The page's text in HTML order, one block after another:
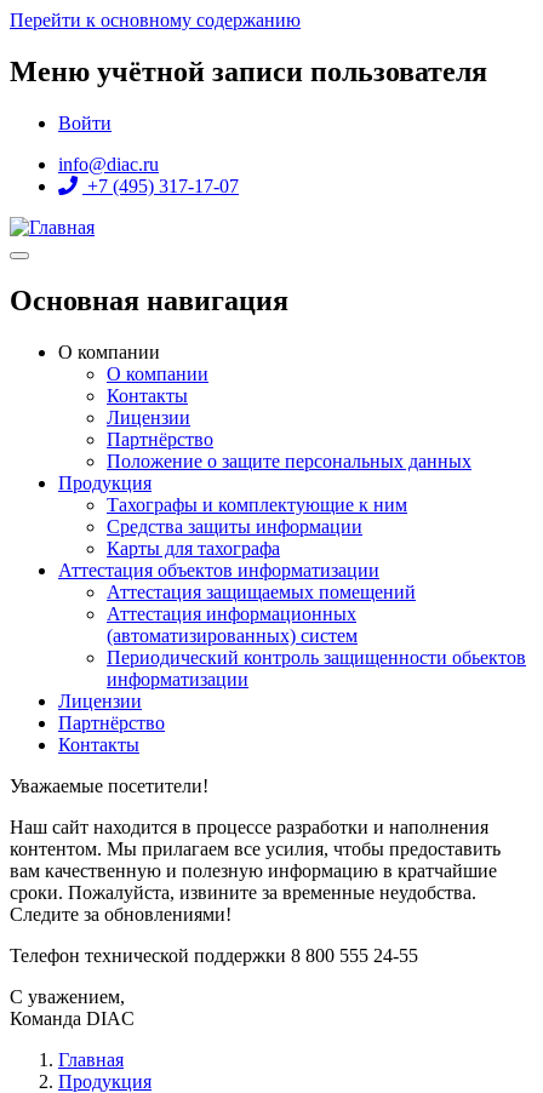
Перейти к основному содержанию
Меню учётной записи пользователя
Войти
info@diac.ru
+7 (495) 317-17-07
Основная навигация
О компании
О компании
Контакты
Лицензии
Партнёрство
Положение о защите персональных данных
Продукция
Тахографы и комплектующие к ним
Средства защиты информации
Карты для тахографа
Аттестация объектов информатизации
Аттестация защищаемых помещений
Аттестация информационных
(автоматизированных) систем
Периодический контроль защищенности обьектов
информатизации
Лицензии
Партнёрство
Контакты
Уважаемые посетители!
Наш сайт находится в процессе разработки и наполнения
контентом. Мы прилагаем все усилия, чтобы предоставить
вам качественную и полезную информацию в кратчайшие
сроки. Пожалуйста, извините за временные неудобства.
Следите за обновлениями!
Телефон технической поддержки 8 800 555 24-55
С уважением,
Команда DIAC
Главная
Продукция